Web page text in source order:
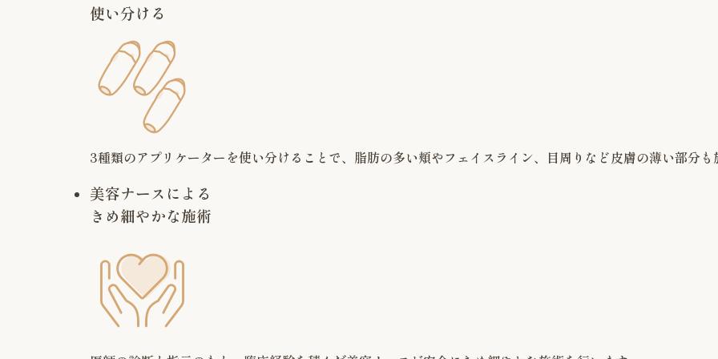
使い分ける
3種類のアプリケーターを使い分けることで、脂肪の多い頬やフェイスライン、目周りなど皮膚の薄い部分も
美容ナースによる
きめ細やかな施術